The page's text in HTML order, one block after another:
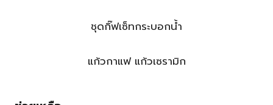
ชุดกิ๊ฟเซ็ทกระบอกน้ำ
แก้วกาแฟ แก้วเซรามิก